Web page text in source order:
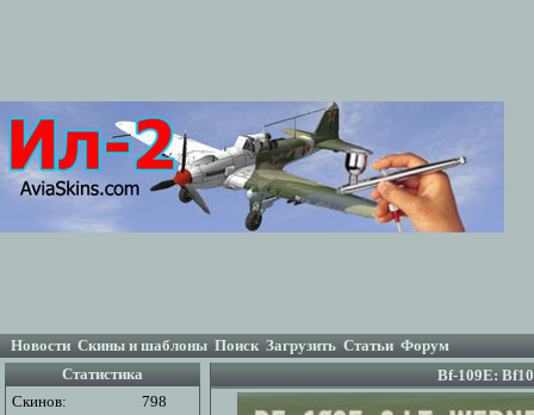
Новости Скины и шаблоны Поиск Загрузить Статьи Форум
Статистика
Скинов:
798
Bf-109E: